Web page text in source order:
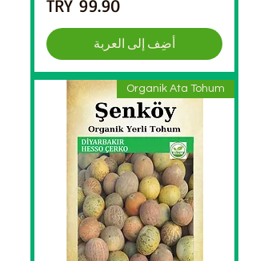
السعر
أضِف إلى العربة
Organik Ata Tohum